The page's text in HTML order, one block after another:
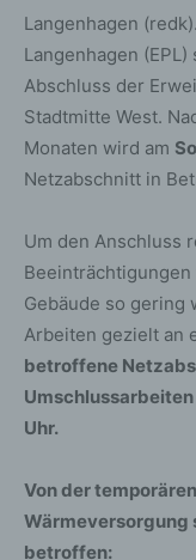
Langenhagen
Langenhagen
Abschluss der
Stadtmitte West.
Monaten wird am
Netzabschnitt in
Um den Anschluss
Gebäude so gering
Arbeiten gezielt an
betroffene
Uhr.
Von der
Wärmeversorgung
betroffen: